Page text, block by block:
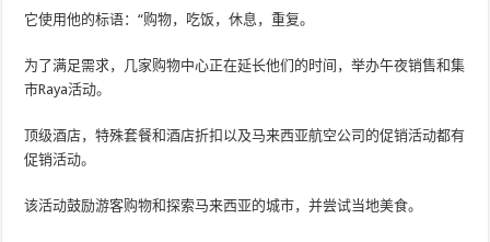
它使用他的标语：“购物，吃饭，休息，重复。
为了满足需求，几家购物中心正在延长他们的时间，举办午夜销售和集
市Raya活动。
顶级酒店，特殊套餐和酒店折扣以及马来西亚航空公司的促销活动都有
促销活动。
该活动鼓励游客购物和探索马来西亚的城市，并尝试当地美食。